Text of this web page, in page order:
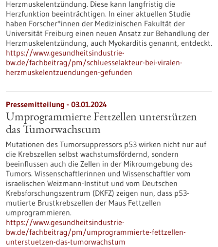
Herzmuskelentzündung. Diese kann langfristig die
Herzfunktion beeinträchtigen. In einer aktuellen Studie
haben Forscher*innen der Medizinischen Fakultät der
Universität Freiburg einen neuen Ansatz zur Behandlung der
Herzmuskelentzündung, auch Myokarditis genannt, entdeckt.
https://www.gesundheitsindustrie-
bw.de/fachbeitrag/pm/schluesselakteur-bei-viralen-
herzmuskelentzuendungen-gefunden
Pressemitteilung - 03.01.2024
Umprogrammierte Fettzellen unterstützen
das Tumorwachstum
Mutationen des Tumorsuppressors p53 wirken nicht nur auf
die Krebszellen selbst wachstumsfördernd, sondern
beeinflussen auch die Zellen in der Mikroumgebung des
Tumors. Wissenschaftlerinnen und Wissenschaftler vom
israelischen Weizmann-Institut und vom Deutschen
Krebsforschungszentrum (DKFZ) zeigen nun, dass p53-
mutierte Brustkrebszellen der Maus Fettzellen
umprogrammieren.
https://www.gesundheitsindustrie-
bw.de/fachbeitrag/pm/umprogrammierte-fettzellen-
unterstuetzen-das-tumorwachstum